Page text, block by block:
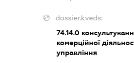
dossier.kveds:
74.14.0
комерційної
управління